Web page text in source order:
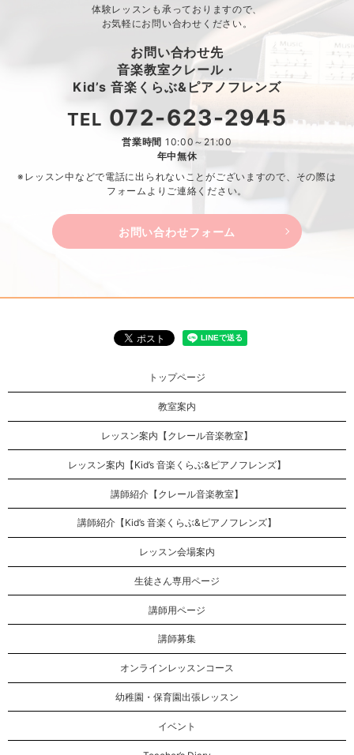
体験レッスンも承っておりますので、
お気軽にお問い合わせください。
お問い合わせ先
音楽教室クレール・
Kid’s 音楽くらぶ&ピアノフレンズ
TEL 072-623-2945
営業時間 10:00～21:00
年中無休
※レッスン中などで電話に出られないことがございますので、 その際は
フォームよりご連絡ください。
お問い合わせフォーム
トップページ
教室案内
レッスン案内【クレール音楽教室】
レッスン案内【Kid’s 音楽くらぶ&ピアノフレンズ】
講師紹介【クレール音楽教室】
講師紹介【Kid’s 音楽くらぶ&ピアノフレンズ】
レッスン会場案内
生徒さん専用ページ
講師用ページ
講師募集
オンラインレッスンコース
幼稚園・保育園出張レッスン
イベント